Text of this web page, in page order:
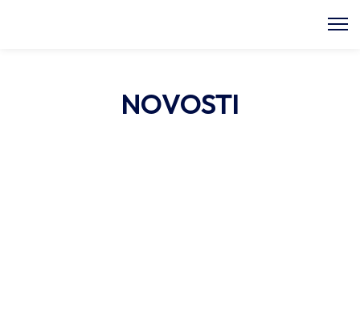
NOVOSTI